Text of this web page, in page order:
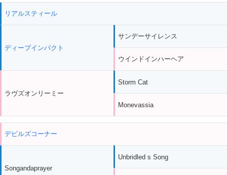
リアルスティール
ディープインパクト
ラヴズオンリーミー
サンデーサイレンス
ウインドインハーヘア
Storm Cat
Monevassia
デビルズコーナー
Songandaprayer
Unbridled s Song